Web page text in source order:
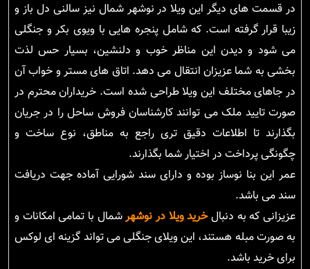
در قسمت های دیگر این ویلا در نوشهر شمال نیز سالنی دل باز و
زیبا قرار گرفته است. که شامل پنجره هایی با ویوی بکر و جنگلی
می شود و دیدن این مناظر خوب و دلنشین، بسیار حس لذت
بخشی به شما عزیزان انتقال می دهد. اتاق های مستر و خواب آن
در جاهای مختلف این ویلا طراحی شده است. خریداران محترم در
صورت تایید ملک می توانند کارشناسان فروش ساحل را در جریان
بگذارند تا اطلاعات دقیق تری راجع به مناطق، نوع ساخت و
چگونگی پرداخت در اختیار شما بگذارند.
عمر این بنا نوساز بوده و دارای سند شورایی آماده جهت دریافت
سند می باشد.
عزیزانی که به دنبالخرید ویلا در نوشهرشمال با تمامی امکانات و
به صورت مبله هستند، این ویلای جنگلی می تواند گزینه ای لوکس
برای خرید باشد.